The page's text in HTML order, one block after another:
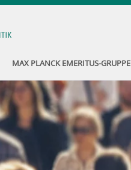
MAX PLANCK EMERITUS-GRUPPE